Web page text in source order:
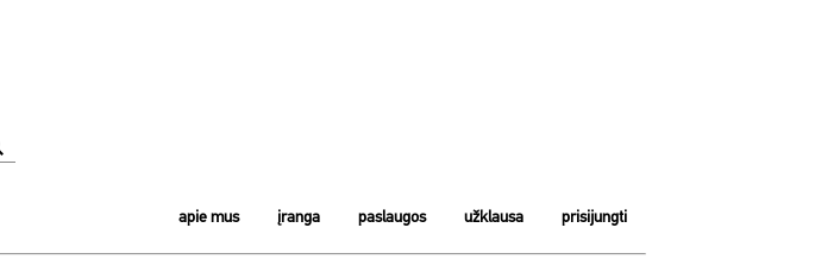
apie mus įranga paslaugos užklausa prisijungti